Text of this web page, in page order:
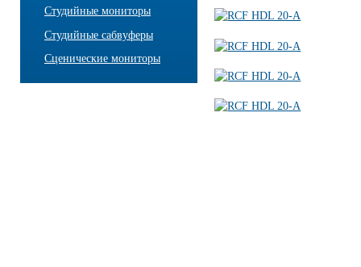
Студийные мониторы
Студийные сабвуферы
Сценические мониторы